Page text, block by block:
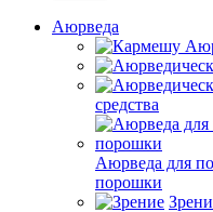
Аюрведа
средства
Аюрведа для
порошки